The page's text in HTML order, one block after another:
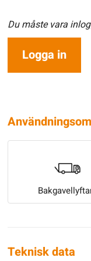
Du måste vara
Logga in
Teknisk data